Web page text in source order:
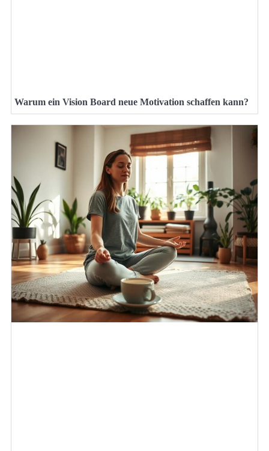
Warum ein Vision Board neue Motivation schaffen kann?